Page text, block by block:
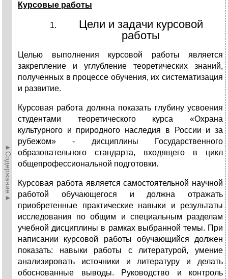
►Содержание►
Курсовые работы
Цели и задачи курсовой
работы
Целью выполнения курсовой работы является
закрепление и углубление теоретических знаний,
полученных в процессе обучения, их систематизация
и развитие.
Курсовая работа должна показать глубину усвоения
студентами теоретического курса «Охрана
культурного и природного наследия в России и за
рубежом» - дисциплины Государственного
образовательного стандарта, входящего в цикл
общепрофессиональной подготовки.
Курсовая работа является самостоятельной научной
работой обучающегося и должна отражать
приобретенные практические навыки и результаты
исследования по общим и специальным разделам
учебной дисциплины в рамках выбранной темы. При
написании курсовой работы обучающийся должен
показать: навыки работы с литературой, умение
анализировать источники и литературу и делать
обоснованные выводы. Руководство и контроль